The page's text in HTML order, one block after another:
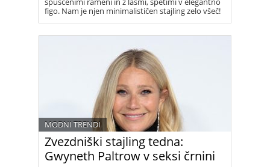
figo. Nam je njen minimalističen stajling zelo všeč!
Zvezdniški stajling tedna:
Gwyneth Paltrow v seksi črnini
MODNI TRENDI